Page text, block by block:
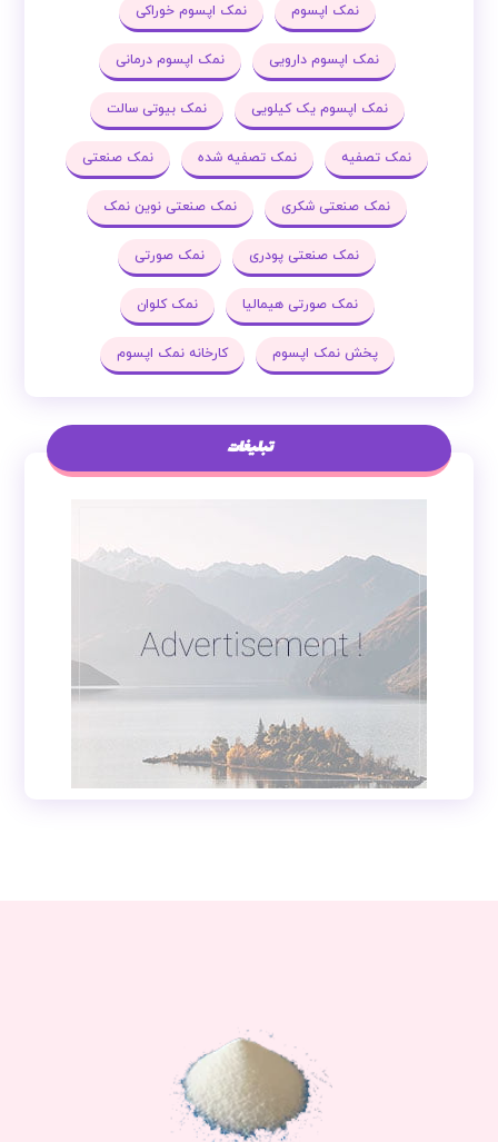
نمک اپسوم نمک اپسوم خوراکی
نمک اپسوم دارویی نمک اپسوم درمانی
نمک اپسوم یک کیلویی نمک بیوتی سالت
نمک تصفیه نمک تصفیه شده نمک صنعتی
نمک صنعتی شکری نمک صنعتی نوین نمک
نمک صنعتی پودری نمک صورتی
نمک صورتی هیمالیا نمک کلوان
پخش نمک اپسوم کارخانه نمک اپسوم
تبلیغات